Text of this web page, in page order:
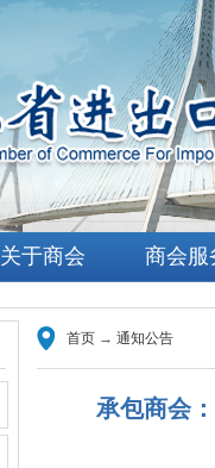
关于商会 商会服
首页 → 通知公告
承包商会